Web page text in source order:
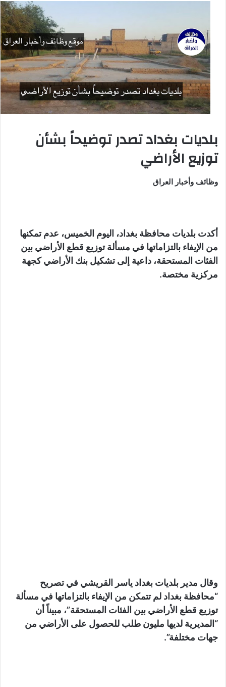
بلديات بغداد تصدر توضيحاً بشأن
توزيع الأراضي
وظائف وأخبار العراق
أكدت بلديات محافظة بغداد، اليوم الخميس، عدم تمكنها
من الإيفاء بالتزاماتها في مسألة توزيع قطع الأراضي بين
الفئات المستحقة، داعية إلى تشكيل بنك الأراضي كجهة
مركزية مختصة.
وقال مدير بلديات بغداد ياسر القريشي في تصريح
“محافظة بغداد لم تتمكن من الإيفاء بالتزاماتها في مسألة
توزيع قطع الأراضي بين الفئات المستحقة”، مبيناً أن
“المديرية لديها مليون طلب للحصول على الأراضي من
جهات مختلفة”.